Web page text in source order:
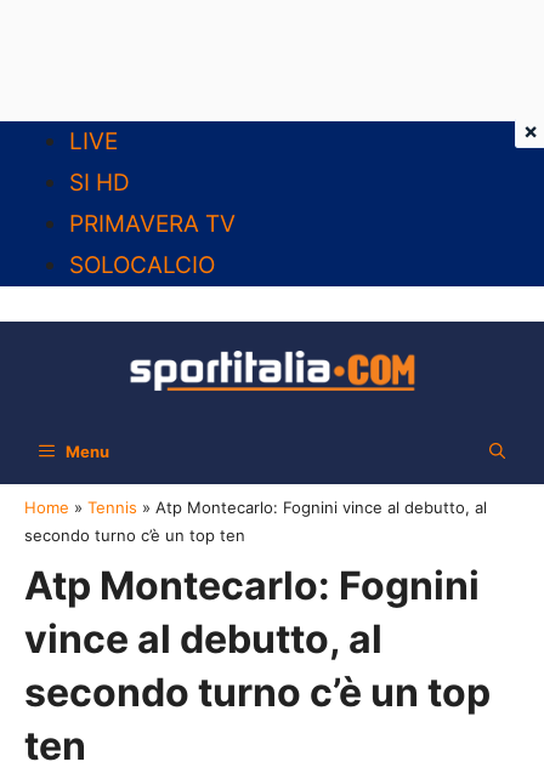
contenuto
LIVE
SI HD
PRIMAVERA TV
SOLOCALCIO
Menu
Home » Tennis » Atp Montecarlo: Fognini vince al debutto, al
secondo turno c’è un top ten
Atp Montecarlo: Fognini
vince al debutto, al
secondo turno c’è un top
ten
×